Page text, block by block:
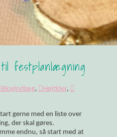
festplanlægning
Blogindlæg, Højtider,
gerne med en liste over
der skal gøres.
endnu, så start med at